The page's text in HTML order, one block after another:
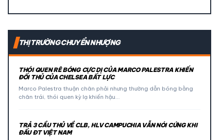
THỊ TRƯỜNG CHUYỂN NHƯỢNG
THÓI QUEN RÊ BÓNG CỰC DỊ CỦA MARCO PALESTRA KHIẾN
ĐỐI THỦ CỦA CHELSEA BẤT LỰC
Marco Palestra thuận chân phải nhưng thường dẫn bóng bằng
chân trái, thói quen kỳ lạ khiến hậu…
TRẢ 3 CẦU THỦ VỀ CLB, HLV CAMPUCHIA VẪN NÓI CỨNG KHI
ĐẤU ĐT VIỆT NAM